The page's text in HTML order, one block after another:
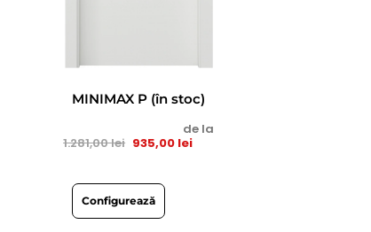
MINIMAX P (în stoc)
de la
1.281,00lei 935,00 lei
Configurează